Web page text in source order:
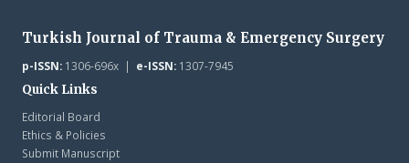
Turkish Journal of Trauma & Emergency Surgery
p-ISSN:1306-696x | e-ISSN:1307-7945
Quick Links
Editorial Board
Ethics & Policies
Submit Manuscript